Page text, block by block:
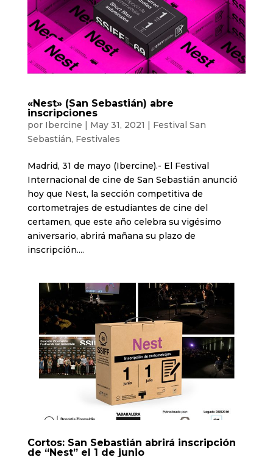
«Nest» (San Sebastián) abre
inscripciones
por Ibercine May 31, 2021
Festival San
Sebastián, Festivales
Madrid, 31 de mayo (Ibercine).- El Festival
Internacional de cine de San Sebastián anunció
hoy que Nest, la sección competitiva de
cortometrajes de estudiantes de cine del
certamen, que este año celebra su vigésimo
aniversario, abrirá mañana su plazo de
inscripción....
Cortos: San Sebastián abrirá inscripción
de “Nest” el 1 de junio